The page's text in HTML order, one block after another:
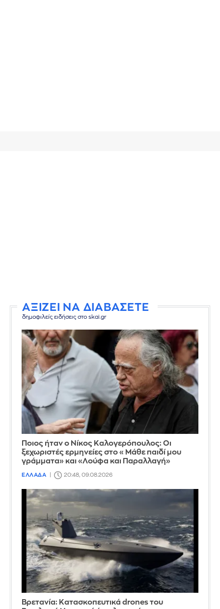
ΑΞΙΖΕΙ ΝΑ ΔΙΑΒΑΣΕΤΕ
δημοφιλείς ειδήσεις στο skai.gr
Ποιος ήταν ο Νίκος Καλογερόπουλος: Οι
ξεχωριστές ερμηνείες στο «Μάθε παιδί μου
γράμματα» και «Λούφα και Παραλλαγή»
ΕΛΛΑΔΑ 20:48, 09.08.2026
Βρετανία: Κατασκοπευτικά drones του